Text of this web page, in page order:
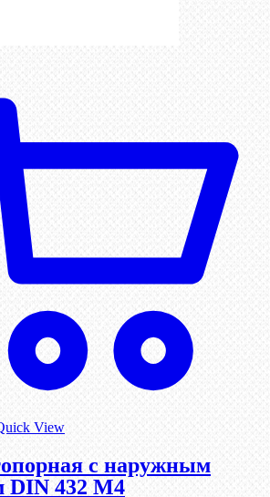
View
с наружным
DIN 432 М4